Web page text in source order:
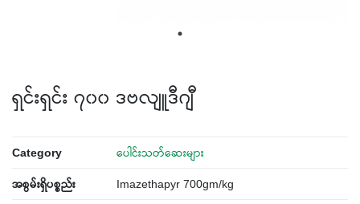
ရှင်းရှင်း ၇၀၀ ဒဗလျူဒီဂျီ
Category ပေါင်းသတ်ဆေးများ
အစွမ်းရှိပစ္စည်း Imazethapyr 700gm/kg